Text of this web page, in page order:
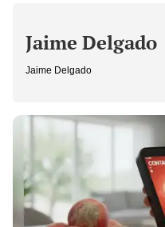
Jaime Delgado
Jaime Delgado